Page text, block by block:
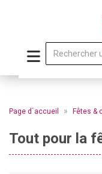
Page d`accueil » Fêtes &
Tout pour la